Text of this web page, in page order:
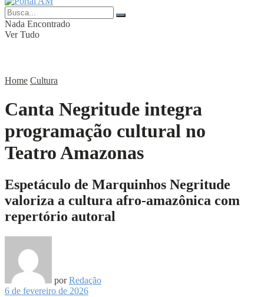
Nada Encontrado
Ver Tudo
Home Cultura
Canta Negritude integra
programação cultural no
Teatro Amazonas
Espetáculo de Marquinhos Negritude
valoriza a cultura afro-amazônica com
repertório autoral
por Redação
6 de fevereiro de 2026